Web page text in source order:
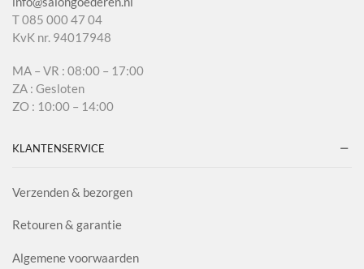
T 085 000 47 04
KvK nr. 94017948
MA – VR : 08:00 – 17:00
ZA : Gesloten
ZO : 10:00 – 14:00
KLANTENSERVICE
Verzenden & bezorgen
Retouren & garantie
Algemene voorwaarden